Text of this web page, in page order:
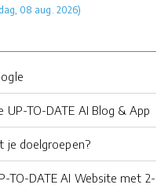
08 aug. 2026)
TO-DATE AI Blog & App
je doelgroepen?
TO-DATE AI Website met 2-